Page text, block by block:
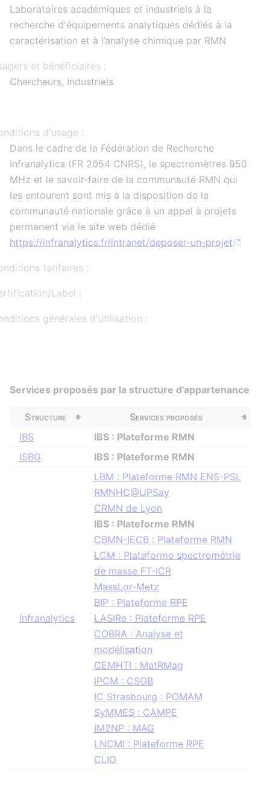
Laboratoires académiques et industriels à la
recherche d'équipements analytiques dédiés à la
caractérisation et à l’analyse chimique par RMN
et bénéficiaires :
Chercheurs, Industriels
d'usage :
Dans le cadre de la Fédération de Recherche
Infranalytics (FR 2054 CNRS), le spectromètres 950
MHz et le savoir-faire de la communauté RMN qui
les entourent sont mis à la disposition de la
communauté nationale grâce à un appel à projets
permanent via le site web dédié
https://infranalytics.fr/intranet/deposer-un-projet
tarifaires :
Label :
générales d'utilisation :
Services proposés par la structure d'appartenance
Structure
Services proposés
IBS
IBS : Plateforme RMN
ISBG
IBS : Plateforme RMN
Infranalytics
LBM : Plateforme RMN ENS-PSL
RMNHC@UPSay
CRMN de Lyon
IBS : Plateforme RMN
CBMN-IECB : Plateforme RMN
LCM : Plateforme spectrométrie
de masse FT-ICR
MassLor-Metz
BIP : Plateforme RPE
LASIRe : Plateforme RPE
COBRA : Analyse et
modélisation
CEMHTI : MatRMag
IPCM : CSOB
IC Strasbourg : POMAM
SyMMES : CAMPE
IM2NP : MAG
LNCMI : Plateforme RPE
CLIO